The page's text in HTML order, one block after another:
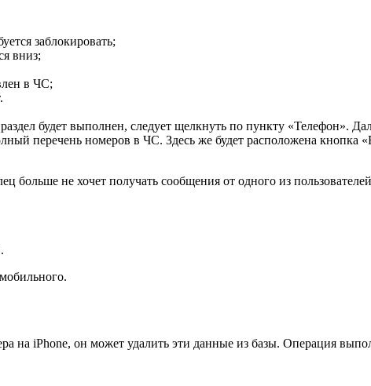
заблокировать;
вниз;
в ЧС;
будет выполнен, следует щелкнуть по пункту «Телефон».
перечень номеров в ЧС. Здесь же будет расположена кнопка
не хочет получать сообщения от одного из
на iPhone, он может удалить эти данные из базы. Операция